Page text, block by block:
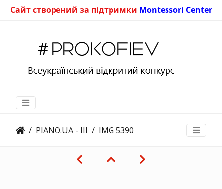
Сайт створений за підтримки Montessori Center
PIANO.UA - III IMG 5390